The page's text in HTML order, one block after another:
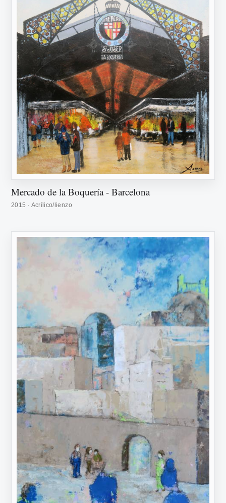
Mercado de la Boquería - Barcelona
2015 · Acrílico/lienzo